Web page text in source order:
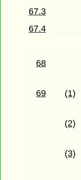
67.3
67.4
68
69
(1)
(2)
(3)